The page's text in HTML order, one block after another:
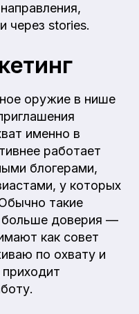
через stories.
оружие в нише
именно в
работает
блогерами,
у которых
такие
доверия —
как совет
по охвату и